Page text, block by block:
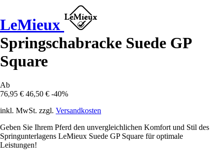
LeMieux
Springschabracke Suede GP
Square
Ab
76,95 € 46,50 € -40%
inkl. MwSt. zzgl. Versandkosten
Geben Sie Ihrem Pferd den unvergleichlichen Komfort und Stil des
Springunterlagens LeMieux Suede GP Square für optimale
Leistungen!